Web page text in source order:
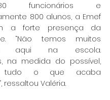
funcionários e
800 alunos, a Emef
a forte presença da
“Não temos muitos
aqui na escola.
na medida do possível,
tudo o que acaba
ressaltou Valéria.